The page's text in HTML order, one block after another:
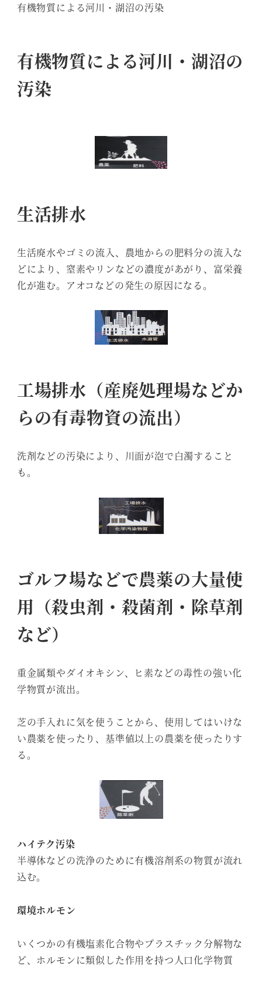
有機物質による河川・湖沼の汚染
有機物質による河川・湖沼の
汚染
生活排水
生活廃水やゴミの流入、農地からの肥料分の流入な
どにより、窒素やリンなどの濃度があがり、富栄養
化が進む。アオコなどの発生の原因になる。
工場排水（産廃処理場などか
らの有毒物資の流出）
洗剤などの汚染により、川面が泡で白濁すること
も。
ゴルフ場などで農薬の大量使
用（殺虫剤・殺菌剤・除草剤
など）
重金属類やダイオキシン、ヒ素などの毒性の強い化
学物質が流出。
芝の手入れに気を使うことから、使用してはいけな
い農薬を使ったり、基準値以上の農薬を使ったりす
る。
ハイテク汚染
半導体などの洗浄のために有機溶剤系の物質が流れ
込む。
環境ホルモン
いくつかの有機塩素化合物やプラスチック分解物な
ど、ホルモンに類似した作用を持つ人口化学物質